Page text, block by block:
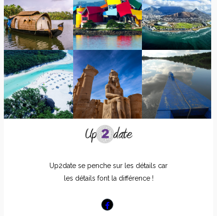
Up2date se penche sur les détails car
les détails font la différence !